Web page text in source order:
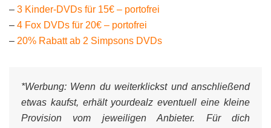
– 3 Kinder-DVDs für 15€ – portofrei
– 4 Fox DVDs für 20€ – portofrei
– 20% Rabatt ab 2 Simpsons DVDs
*Werbung: Wenn du weiterklickst und anschließend
etwas kaufst, erhält yourdealz eventuell eine kleine
Provision vom jeweiligen Anbieter. Für dich